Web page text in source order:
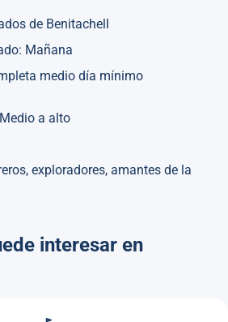
de Benitachell
Mañana
medio día mínimo
a alto
exploradores, amantes de la
interesar en